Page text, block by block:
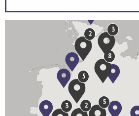
5
8
5
3 2
3
2